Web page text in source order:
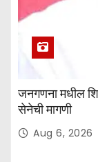
जनगणना मधील
सेनेची मागणी
Aug 6, 2026